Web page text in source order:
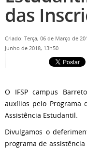
das
Criado: Terça, 06 de Março de
Junho de 2018, 13h50
O IFSP campus
auxílios pelo Programa
Assistência Estudantil.
Divulgamos o
programa de